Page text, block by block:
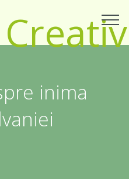
inima